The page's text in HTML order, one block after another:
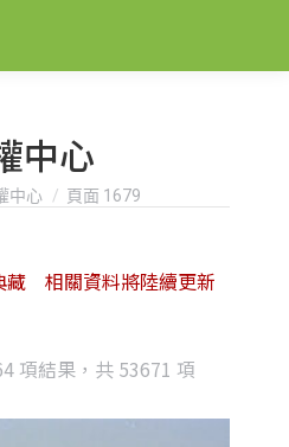
中心
中心 頁面 1679
項結果，共 53671 項
latest
藏 相關資料將陸續更新